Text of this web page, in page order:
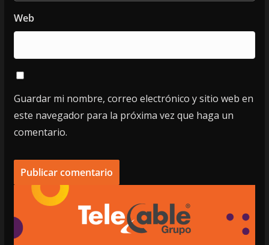
Web
Guardar mi nombre, correo electrónico y sitio web en
este navegador para la próxima vez que haga un
comentario.